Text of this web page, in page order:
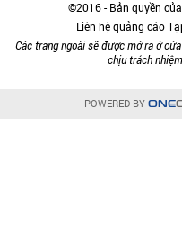
©2016 - Bản quyền
Liên hệ quảng cáo
Các trang ngoài sẽ được mở ra ở
chịu trách
POWERED BY ONE